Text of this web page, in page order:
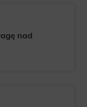
nad